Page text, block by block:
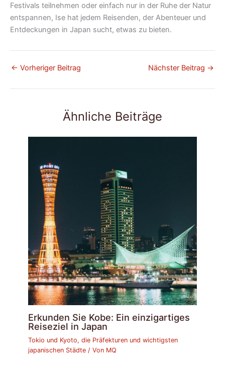
Festivals teilnehmen oder einfach nur in der Ruhe der Natur
entspannen, Ise hat jedem Reisenden, der Abenteuer und
Entdeckungen in Japan sucht, etwas zu bieten.
← Vorheriger Beitrag Nächster Beitrag →
Ähnliche Beiträge
Erkunden Sie Kobe: Ein einzigartiges
Reiseziel in Japan
Tokio und Kyoto, die Präfekturen und wichtigsten
japanischen Städte / Von MQ